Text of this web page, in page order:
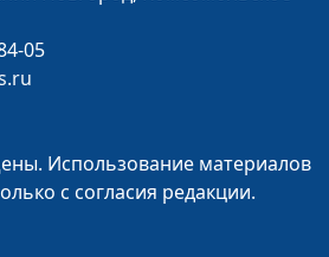
Евгений Зайцев,
05
Использование материалов
с согласия редакции.